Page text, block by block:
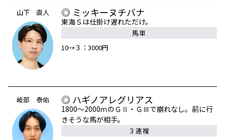
山下 直人 ◎ ミッキーヌチバナ
東海Ｓは仕掛け遅れただけ。
馬単
10→３：3000円
岐部 泰佑 ◎ ハギノアレグリアス
1800～2000ｍのＧⅡ・ＧⅢで崩れなし。前に行
きそうな馬が相手。
３連複